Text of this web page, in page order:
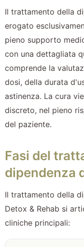
Il trattamento della
erogato
pieno supporto
con una dettagliata
comprende la
dosi, della durata
astinenza. La cura
discreto, nel pieno
del paziente.
Fasi del
dipendenza
Il trattamento della
Detox & Rehab si
cliniche principali: